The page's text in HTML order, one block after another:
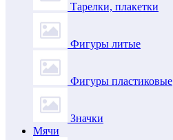
Тарелки, плакетки
Фигуры литые
Фигуры пластиковые
Значки
Мячи